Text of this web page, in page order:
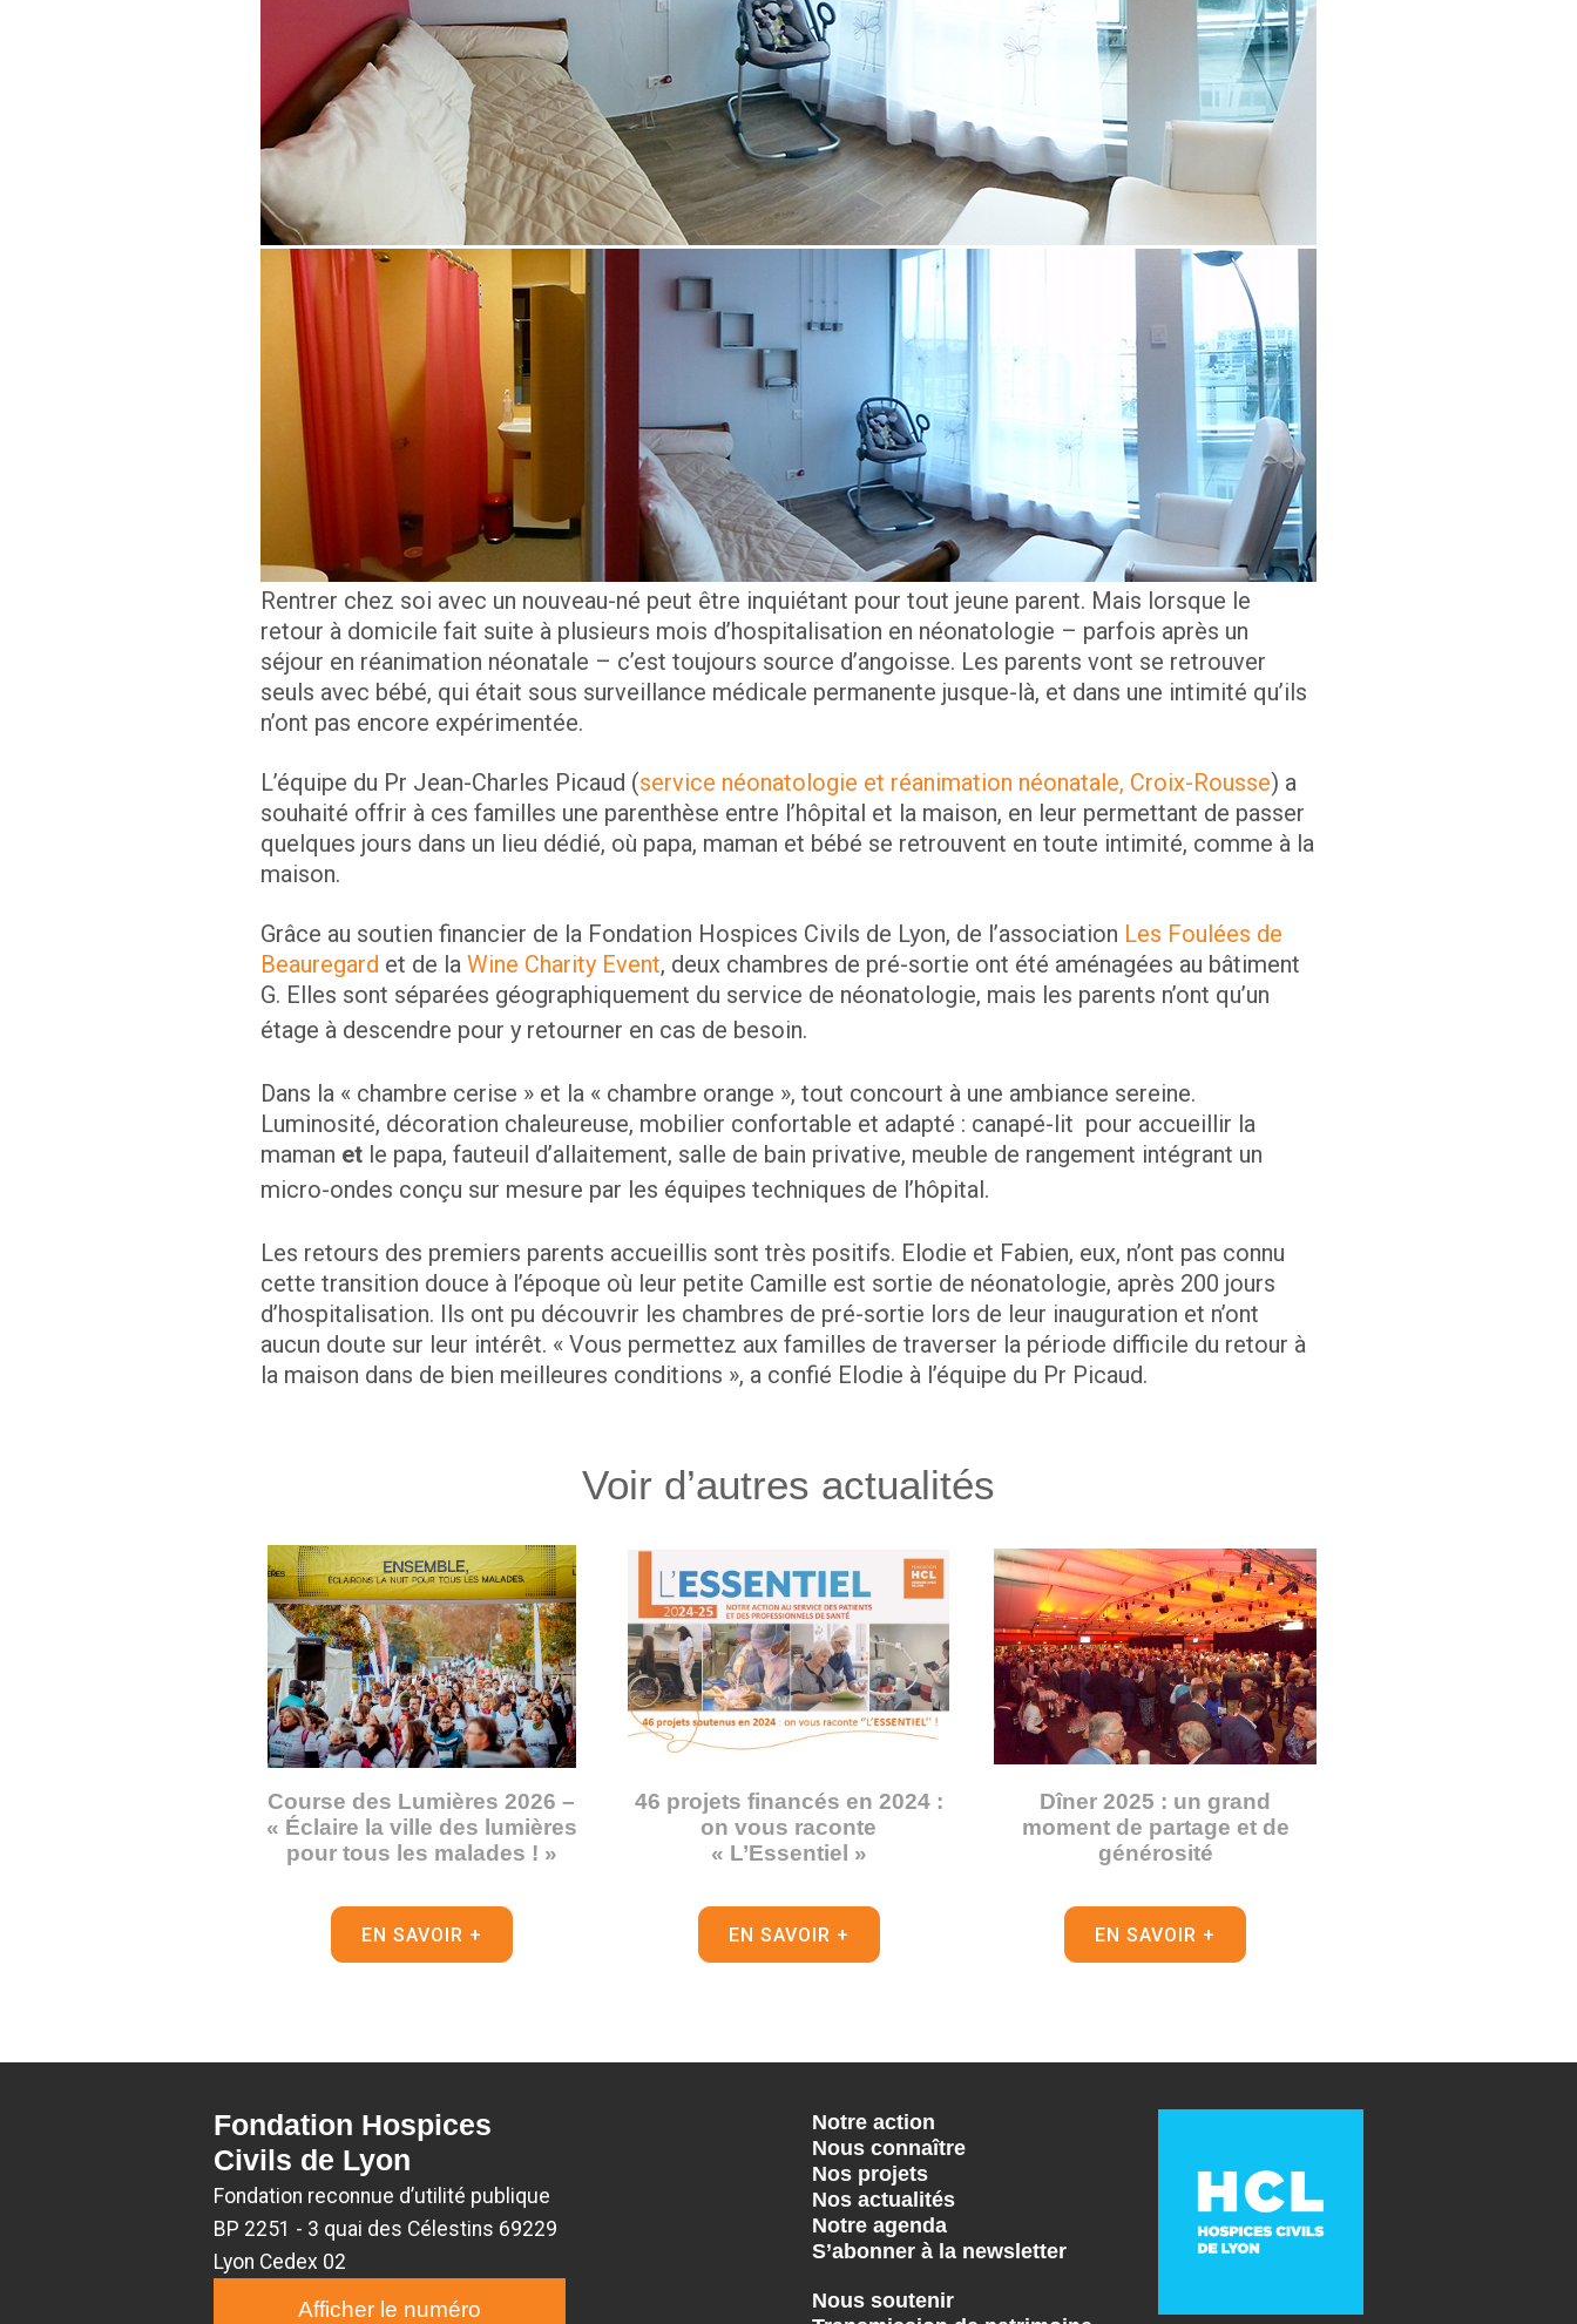
Rentrer chez soi avec un nouveau-né peut être inquiétant pour tout jeune parent. Mais lorsque le
retour à domicile fait suite à plusieurs mois d’hospitalisation en néonatologie – parfois après un
séjour en réanimation néonatale – c’est toujours source d’angoisse. Les parents vont se retrouver
seuls avec bébé, qui était sous surveillance médicale permanente jusque-là, et dans une intimité qu’ils
n’ont pas encore expérimentée.
L’équipe du Pr Jean-Charles Picaud (service néonatologie et réanimation néonatale, Croix-Rousse) a
souhaité offrir à ces familles une parenthèse entre l’hôpital et la maison, en leur permettant de passer
quelques jours dans un lieu dédié, où papa, maman et bébé se retrouvent en toute intimité, comme à la
maison.
Grâce au soutien financier de la Fondation Hospices Civils de Lyon, de l’association Les Foulées de
Beauregard et de la Wine Charity Event, deux chambres de pré-sortie ont été aménagées au bâtiment
G. Elles sont séparées géographiquement du service de néonatologie, mais les parents n’ont qu’un
étage à descendre pour y retourner en cas de besoin.
Dans la « chambre cerise » et la « chambre orange », tout concourt à une ambiance sereine.
Luminosité, décoration chaleureuse, mobilier confortable et adapté : canapé-lit pour accueillir la
maman et le papa, fauteuil d’allaitement, salle de bain privative, meuble de rangement intégrant un
micro-ondes conçu sur mesure par les équipes techniques de l’hôpital.
Les retours des premiers parents accueillis sont très positifs. Elodie et Fabien, eux, n’ont pas connu
cette transition douce à l’époque où leur petite Camille est sortie de néonatologie, après 200 jours
d’hospitalisation. Ils ont pu découvrir les chambres de pré-sortie lors de leur inauguration et n’ont
aucun doute sur leur intérêt. « Vous permettez aux familles de traverser la période difficile du retour à
la maison dans de bien meilleures conditions », a confié Elodie à l’équipe du Pr Picaud.
Voir d’autres actualités
Course des Lumières 2026 –
« Éclaire la ville des lumières
pour tous les malades ! »
EN SAVOIR +
46 projets financés en 2024 :
on vous raconte
« L’Essentiel »
EN SAVOIR +
Dîner 2025 : un grand
moment de partage et de
générosité
EN SAVOIR +
Fondation Hospices
Civils de Lyon
Fondation reconnue d’utilité publique
BP 2251 - 3 quai des Célestins 69229
Lyon Cedex 02
Afficher le numéro
Notre action
Nous connaître
Nos projets
Nos actualités
Notre agenda
S’abonner à la newsletter
Nous soutenir